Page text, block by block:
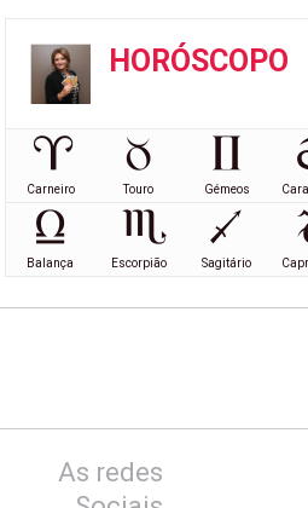
HORÓSCOPO
Carneiro Touro Gémeos
Balança Escorpião Sagitário
As redes